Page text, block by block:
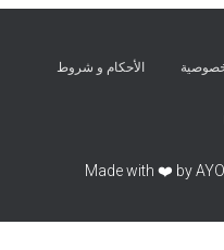
الأحكام و شروط